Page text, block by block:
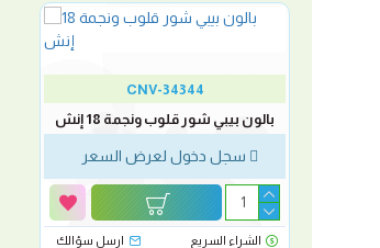
CNV-34344
بالون بيبي شور قلوب ونجمة 18 إنش
سجل دخول لعرض السعر
الشراء السريع ارسل سؤالك